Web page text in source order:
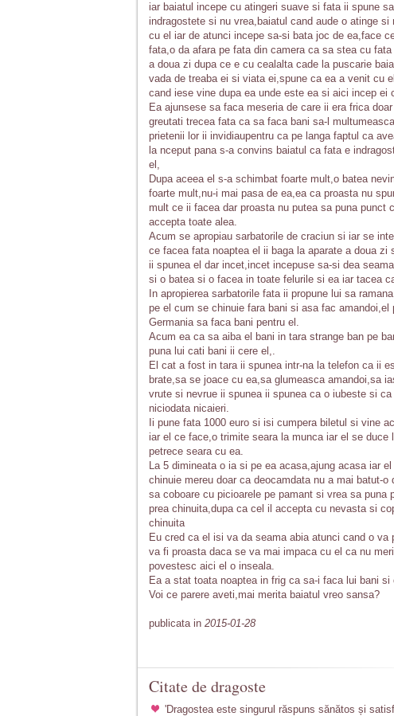
iar baiatul incepe cu atingeri suave si fata ii spune
indragostete si nu vrea,baiatul cand aude o atinge
cu el iar de atunci incepe sa-si bata joc de ea,face
fata,o da afara pe fata din camera ca sa stea cu fata
a doua zi dupa ce e cu cealalta cade la puscarie
vada de treaba ei si viata ei,spune ca ea a venit cu
cand iese vine dupa ea unde este ea si aici incep
Ea ajunsese sa faca meseria de care ii era frica
greutati trecea fata ca sa faca bani sa-l
prietenii lor ii invidiaupentru ca pe langa faptul ca
la nceput pana s-a convins baiatul ca fata e
el,
Dupa aceea el s-a schimbat foarte mult,o batea
foarte mult,nu-i mai pasa de ea,ea ca proasta nu
mult ce ii facea dar proasta nu putea sa puna punct
accepta toate alea.
Acum se apropiau sarbatorile de craciun si iar se
ce facea fata noaptea el ii baga la aparate a doua
ii spunea el dar incet,incet incepuse sa-si dea
si o batea si o facea in toate felurile si ea iar tacea
In apropierea sarbatorile fata ii propune lui sa
pe el cum se chinuie fara bani si asa fac
Germania sa faca bani pentru el.
Acum ea ca sa aiba el bani in tara strange ban pe
puna lui cati bani ii cere el,.
El cat a fost in tara ii spunea intr-na la telefon ca ii
brate,sa se joace cu ea,sa glumeasca amandoi,sa
vrute si nevrue ii spunea ii spunea ca o iubeste si
niciodata nicaieri.
Ii pune fata 1000 euro si isi cumpera biletul si vine
iar el ce face,o trimite seara la munca iar el se
petrece seara cu ea.
La 5 dimineata o ia si pe ea acasa,ajung acasa iar
chinuie mereu doar ca deocamdata nu a mai batut-
sa coboare cu picioarele pe pamant si vrea sa
prea chinuita,dupa ca cel il accepta cu nevasta si
chinuita
Eu cred ca el isi va da seama abia atunci cand o
va fi proasta daca se va mai impaca cu el ca nu
povestesc aici el o inseala.
Ea a stat toata noaptea in frig ca sa-i faca lui bani
Voi ce parere aveti,mai merita baiatul vreo sansa?
publicata in 2015-01-28
Citate de dragoste
'Dragostea este singurul răspuns sănătos și